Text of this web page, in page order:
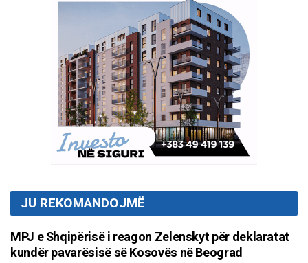
JU REKOMANDOJMË
MPJ e Shqipërisë i reagon Zelenskyt për deklaratat
kundër pavarësisë së Kosovës në Beograd